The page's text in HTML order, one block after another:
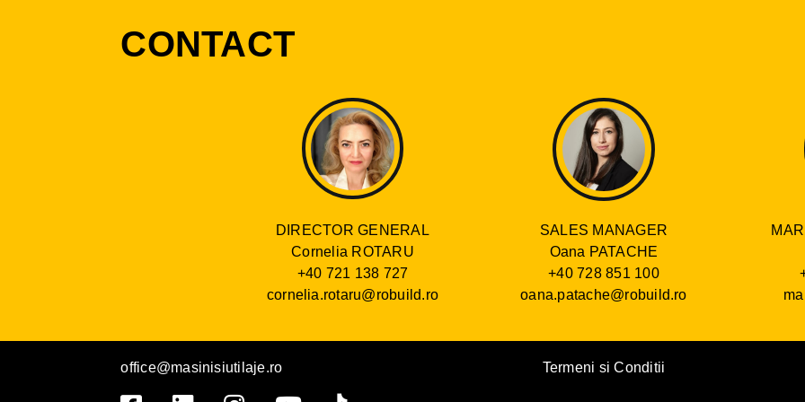
CONTACT
DIRECTOR GENERAL
Cornelia ROTARU
+40 721 138 727
cornelia.rotaru@robuild.ro
SALES MANAGER
Oana PATACHE
+40 728 851 100
oana.patache@robuild.ro
office@masinisiutilaje.ro Termeni si Conditii